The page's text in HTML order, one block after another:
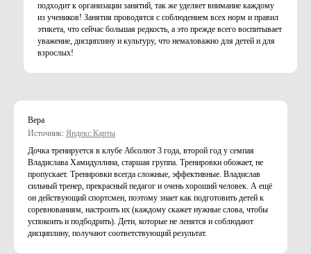
подходит к организации занятий, так же уделяет внимание каждому
из учеников! Занятия проводятся с соблюдением всех норм и правил
этикета, что сейчас большая редкость, а это прежде всего воспитывает
уважение, дисциплину и культуру, что немаловажно для детей и для
взрослых!
Вера
Источник: Яндекс Карты
Дочка тренируется в клубе Абсолют 3 года, второй год у семпая
Владислава Хамидуллина, старшая группа. Тренировки обожает, не
пропускает. Тренировки всегда сложные, эффективные. Владислав
сильный тренер, прекрасный педагог и очень хороший человек. А ещё
он действующий спортсмен, поэтому знает как подготовить детей к
соревнованиям, настроить их (каждому скажет нужные слова, чтобы
успокоить и подбодрить). Дети, которые не ленятся и соблюдают
дисциплину, получают соответствующий результат.